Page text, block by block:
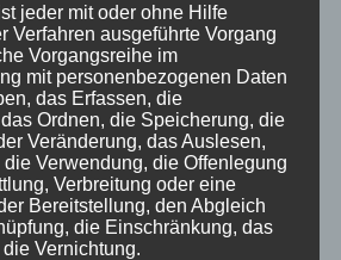
jeder mit oder ohne Hilfe
Verfahren ausgeführte Vorgang
Vorgangsreihe im
mit personenbezogenen Daten
das Erfassen, die
Ordnen, die Speicherung, die
Veränderung, das Auslesen,
die Verwendung, die Offenlegung
Verbreitung oder eine
Bereitstellung, den Abgleich
die Einschränkung, das
Vernichtung.